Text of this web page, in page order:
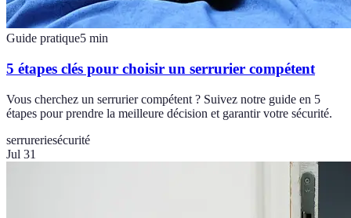
Guide pratique5 min
5 étapes clés pour choisir un serrurier compétent
Vous cherchez un serrurier compétent ? Suivez notre guide en 5
étapes pour prendre la meilleure décision et garantir votre sécurité.
serrureriesécurité
Jul 31